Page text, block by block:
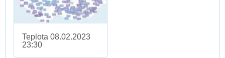
Teplota 08.02.2023
23:30